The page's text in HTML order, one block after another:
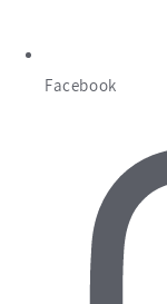
Facebook